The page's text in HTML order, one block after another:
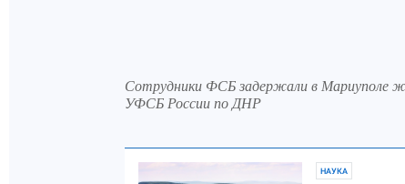
Сотрудники ФСБ задержали в Мариуполе
УФСБ России по ДНР
НАУКА